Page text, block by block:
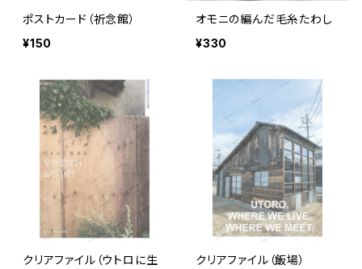
ポストカード（祈念館）
¥150
オモニの編んだ毛糸たわし
¥330
クリアファイル（ウトロに生
クリアファイル（飯場）